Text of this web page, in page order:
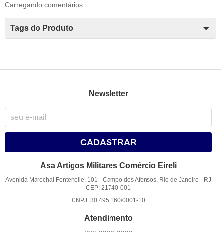
Carregando comentários ...
Tags do Produto
Newsletter
CADASTRAR
Asa Artigos Militares Comércio Eireli
Avenida Marechal Fontenelle, 101 -Campo dos Afonsos, Rio de Janeiro - RJ
CEP: 21740-001
CNPJ: 30.495.160/0001-10
Atendimento